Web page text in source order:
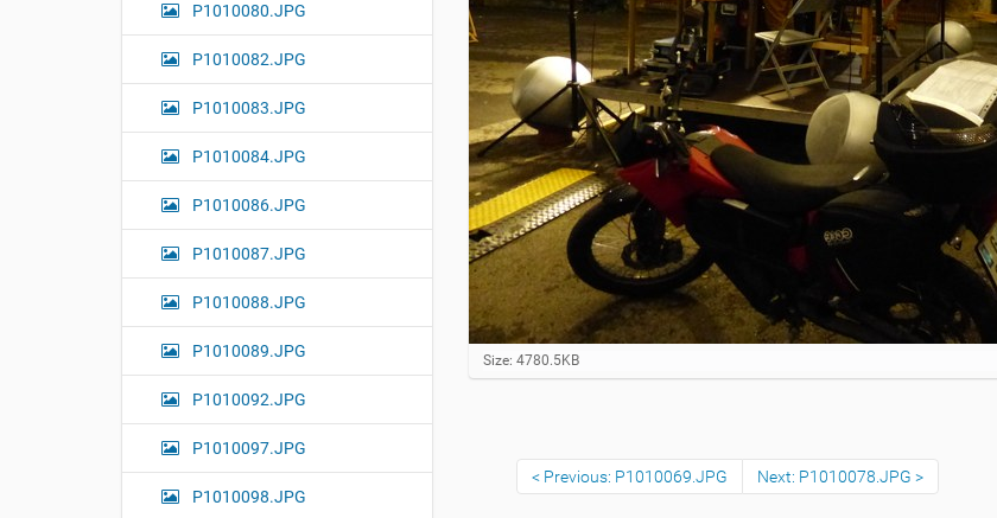
C
l
Size: 4780.5KB
Previous: P1010069.JPG Next: P1010078.JPG
P1010080.JPG
P1010082.JPG
P1010083.JPG
P1010084.JPG
P1010086.JPG
P1010087.JPG
P1010088.JPG
P1010089.JPG
P1010092.JPG
P1010097.JPG
P1010098.JPG